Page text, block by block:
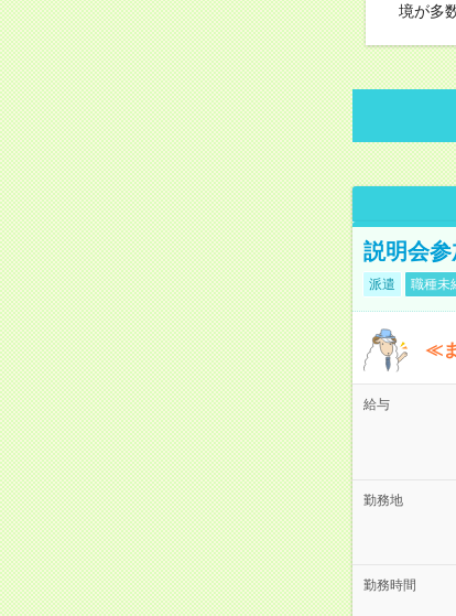
境が多
説明会
派遣 職種未
≪
給与
勤務地
勤務時間